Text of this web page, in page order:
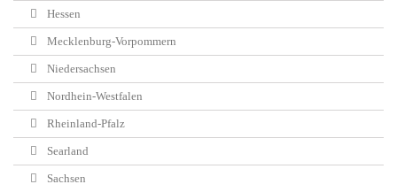
Hessen
Mecklenburg-Vorpommern
Niedersachsen
Nordhein-Westfalen
Rheinland-Pfalz
Searland
Sachsen